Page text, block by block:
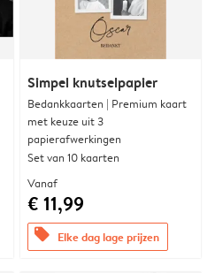
Simpel knutselpapier
Bedankkaarten | Premium kaart
met keuze uit 3
papierafwerkingen
Set van 10 kaarten
Vanaf
€ 11,99
offers Elke dag lage prijzen